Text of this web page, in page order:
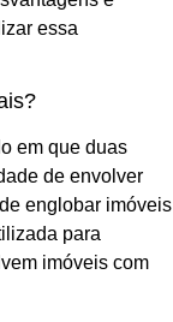
essa
em que duas
de envolver
englobar imóveis
para
imóveis com